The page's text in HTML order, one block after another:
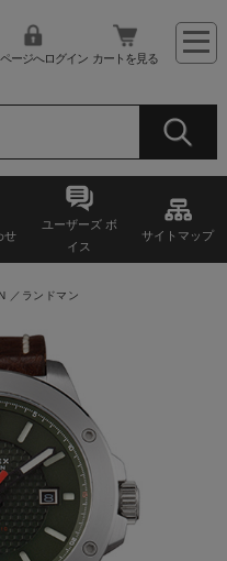
ージへログイン カートを見る
せ
ユーザーズ ボ
イス
サイトマップ
／ランドマン